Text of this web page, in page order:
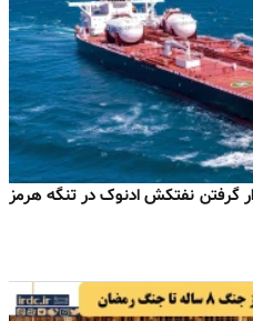
گرفتن نفتکش ادنوک در تنگه هرمز